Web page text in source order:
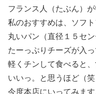
フランス人（たぶん）
私のおすすめは、ソフ
丸いパン（直径１５セ
たーっぷりチーズが入っ
軽くチンして食べると
いいっ。と思うほど（笑
今度本店にいってみます